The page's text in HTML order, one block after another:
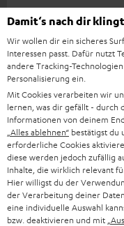
"So macht nicht
Musikgenuss in
Damit‘s nach dir klingt
Wir wollen dir ein sicheres
Interessen passt. Dafür nutzt
andere Tracking-
Personalisierung ein.
Mit Cookies verarbeiten wir
lernen, was dir gefällt - durch
Informationen von deinem
„Alles ablehnen“ bestätigst du
erforderliche Cookies
diese werden jedoch zufällig
Inhalte, die wirklich relevant
Hier willigst du der
der Verarbeitung deiner
eine individuelle Auswahl
bzw. deaktivieren und mit